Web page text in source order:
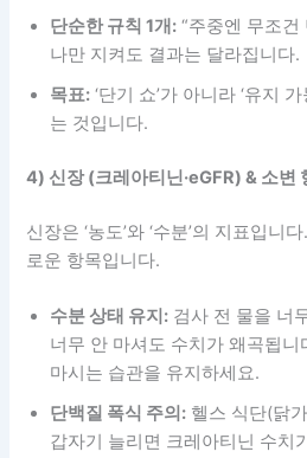
단순한 규칙 1개: “주중엔 무조건
나만 지켜도 결과는 달라집니다.
목표: ‘단기 쇼’가 아니라 ‘유지
는 것입니다.
4) 신장 (크레아티닌·eGFR) & 소변
신장은 ‘농도’와 ‘수분’의 지표입니
로운 항목입니다.
수분 상태 유지: 검사 전 물을 너
너무 안 마셔도 수치가 왜곡됩
마시는 습관을 유지하세요.
단백질 폭식 주의: 헬스 식단(닭
갑자기 늘리면 크레아티닌 수치